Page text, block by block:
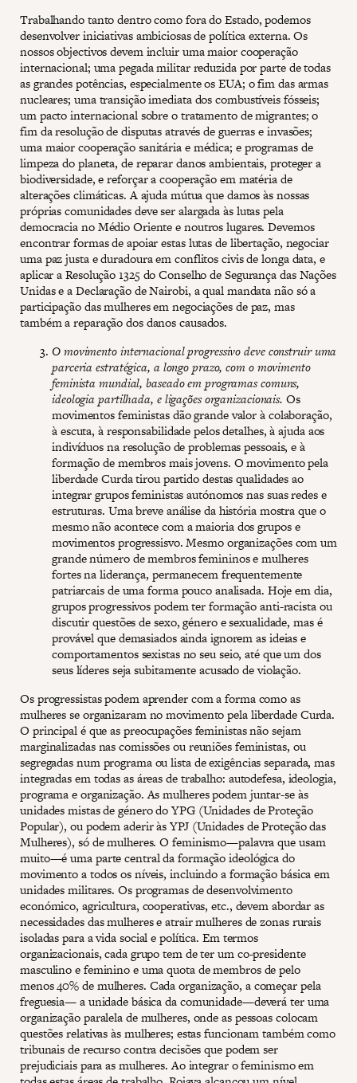
Trabalhando tanto dentro como fora do Estado, podemos
desenvolver iniciativas ambiciosas de política externa. Os
nossos objectivos devem incluir uma maior cooperação
internacional; uma pegada militar reduzida por parte de todas
as grandes potências, especialmente os EUA; o fim das armas
nucleares; uma transição imediata dos combustíveis fósseis;
um pacto internacional sobre o tratamento de migrantes; o
fim da resolução de disputas através de guerras e invasões;
uma maior cooperação sanitária e médica; e programas de
limpeza do planeta, de reparar danos ambientais, proteger a
biodiversidade, e reforçar a cooperação em matéria de
alterações climáticas. A ajuda mútua que damos às nossas
próprias comunidades deve ser alargada às lutas pela
democracia no Médio Oriente e noutros lugares. Devemos
encontrar formas de apoiar estas lutas de libertação, negociar
uma paz justa e duradoura em conflitos civis de longa data, e
aplicar a Resolução 1325 do Conselho de Segurança das Nações
Unidas e a Declaração de Nairobi, a qual mandata não só a
participação das mulheres em negociações de paz, mas
também a reparação dos danos causados.
O movimento internacional progressivo deve construir uma
parceria estratégica, a longo prazo, com o movimento
feminista mundial, baseado em programas comuns,
ideologia partilhada, e ligações organizacionais. Os
movimentos feministas dão grande valor à colaboração,
à escuta, à responsabilidade pelos detalhes, à ajuda aos
indivíduos na resolução de problemas pessoais, e à
formação de membros mais jovens. O movimento pela
liberdade Curda tirou partido destas qualidades ao
integrar grupos feministas autónomos nas suas redes e
estruturas. Uma breve análise da história mostra que o
mesmo não acontece com a maioria dos grupos e
movimentos progressisvo. Mesmo organizações com um
grande número de membros femininos e mulheres
fortes na liderança, permanecem frequentemente
patriarcais de uma forma pouco analisada. Hoje em dia,
grupos progressivos podem ter formação anti-racista ou
discutir questões de sexo, género e sexualidade, mas é
provável que demasiados ainda ignorem as ideias e
comportamentos sexistas no seu seio, até que um dos
seus líderes seja subitamente acusado de violação.
Os progressistas podem aprender com a forma como as
mulheres se organizaram no movimento pela liberdade Curda.
O principal é que as preocupações feministas não sejam
marginalizadas nas comissões ou reuniões feministas, ou
segregadas num programa ou lista de exigências separada, mas
integradas em todas as áreas de trabalho: autodefesa, ideologia,
programa e organização. As mulheres podem juntar-se às
unidades mistas de género do YPG (Unidades de Proteção
Popular), ou podem aderir às YPJ (Unidades de Proteção das
Mulheres), só de mulheres. O feminismo—palavra que usam
muito—é uma parte central da formação ideológica do
movimento a todos os níveis, incluindo a formação básica em
unidades militares. Os programas de desenvolvimento
económico, agricultura, cooperativas, etc., devem abordar as
necessidades das mulheres e atrair mulheres de zonas rurais
isoladas para a vida social e política. Em termos
organizacionais, cada grupo tem de ter um co-presidente
masculino e feminino e uma quota de membros de pelo
menos 40% de mulheres. Cada organização, a começar pela
freguesia— a unidade básica da comunidade—deverá ter uma
organização paralela de mulheres, onde as pessoas colocam
questões relativas às mulheres; estas funcionam também como
tribunais de recurso contra decisões que podem ser
prejudiciais para as mulheres. Ao integrar o feminismo em